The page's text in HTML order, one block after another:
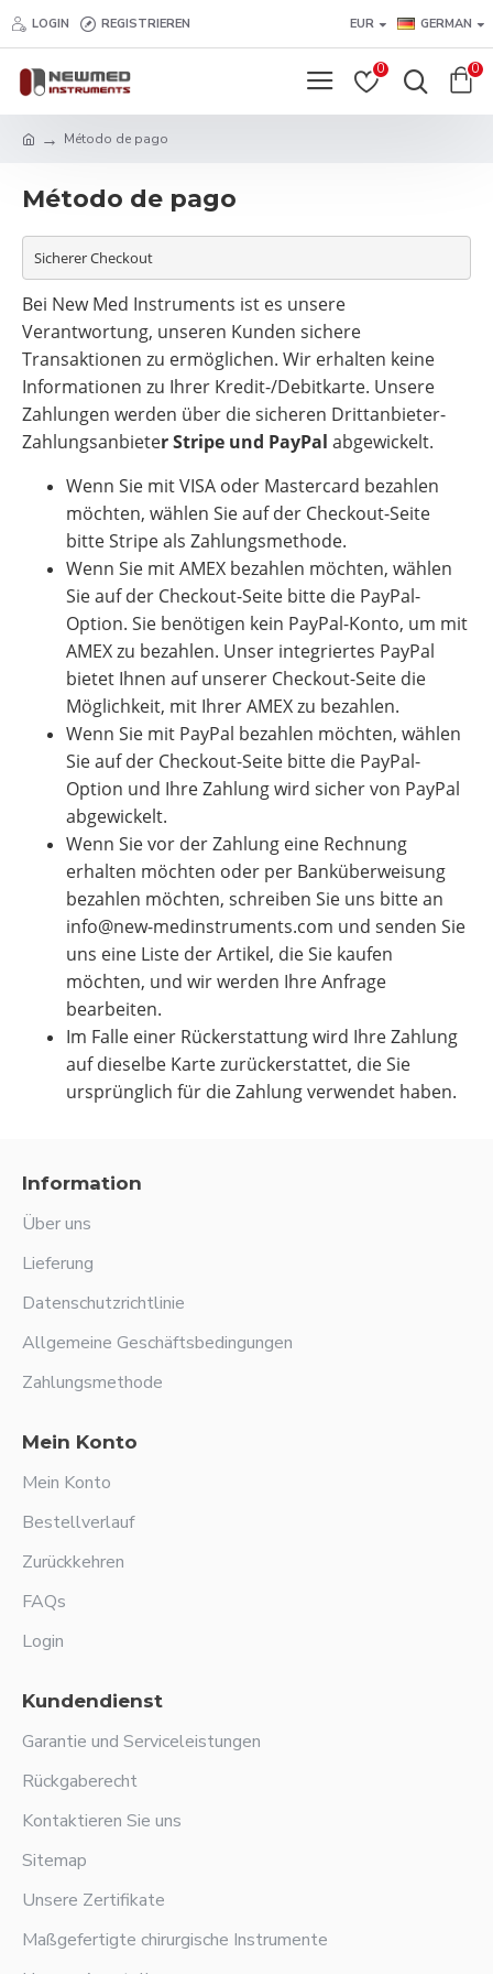
LOGIN REGISTRIEREN EUR GERMAN
0 0
Método de pago
Método de pago
Sicherer Checkout
Bei New Med Instruments ist es unsere
Verantwortung, unseren Kunden sichere
Transaktionen zu ermöglichen. Wir erhalten keine
Informationen zu Ihrer Kredit-/Debitkarte. Unsere
Zahlungen werden über die sicheren Drittanbieter-
Zahlungsanbieter Stripe und PayPal abgewickelt.
Wenn Sie mit VISA oder Mastercard bezahlen
möchten, wählen Sie auf der Checkout-Seite
bitte Stripe als Zahlungsmethode.
Wenn Sie mit AMEX bezahlen möchten, wählen
Sie auf der Checkout-Seite bitte die PayPal-
Option. Sie benötigen kein PayPal-Konto, um mit
AMEX zu bezahlen. Unser integriertes PayPal
bietet Ihnen auf unserer Checkout-Seite die
Möglichkeit, mit Ihrer AMEX zu bezahlen.
Wenn Sie mit PayPal bezahlen möchten, wählen
Sie auf der Checkout-Seite bitte die PayPal-
Option und Ihre Zahlung wird sicher von PayPal
abgewickelt.
Wenn Sie vor der Zahlung eine Rechnung
erhalten möchten oder per Banküberweisung
bezahlen möchten, schreiben Sie uns bitte an
info@new-medinstruments.com und senden Sie
uns eine Liste der Artikel, die Sie kaufen
möchten, und wir werden Ihre Anfrage
bearbeiten.
Im Falle einer Rückerstattung wird Ihre Zahlung
auf dieselbe Karte zurückerstattet, die Sie
ursprünglich für die Zahlung verwendet haben.
Information
Über uns
Lieferung
Datenschutzrichtlinie
Allgemeine Geschäftsbedingungen
Zahlungsmethode
Mein Konto
Mein Konto
Bestellverlauf
Zurückkehren
FAQs
Login
Kundendienst
Garantie und Serviceleistungen
Rückgaberecht
Kontaktieren Sie uns
Sitemap
Unsere Zertifikate
Maßgefertigte chirurgische Instrumente